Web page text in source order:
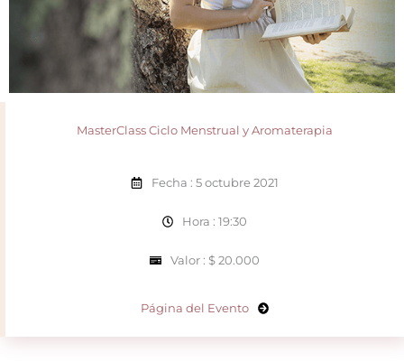
MasterClass Ciclo Menstrual y Aromaterapia
Fecha : 5 octubre 2021
Hora : 19:30
Valor : $ 20.000
Página del Evento